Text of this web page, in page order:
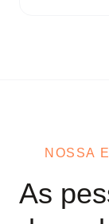
NOSSA
As